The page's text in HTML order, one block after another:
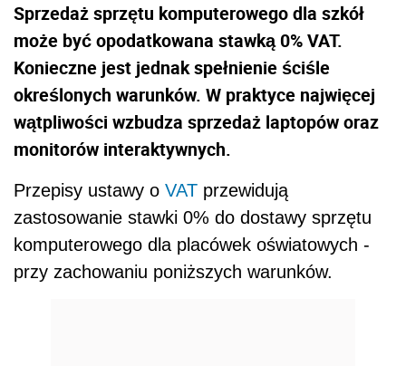
Sprzedaż sprzętu komputerowego dla szkół
może być opodatkowana stawką 0% VAT.
Konieczne jest jednak spełnienie ściśle
określonych warunków. W praktyce najwięcej
wątpliwości wzbudza sprzedaż laptopów oraz
monitorów interaktywnych.
Przepisy ustawy o VAT przewidują
zastosowanie stawki 0% do dostawy sprzętu
komputerowego dla placówek oświatowych -
przy zachowaniu poniższych warunków.